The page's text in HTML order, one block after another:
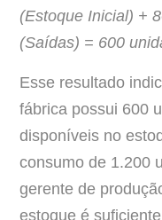
(Estoque Inicial) +
(Saídas) = 600
Esse resultado
fábrica possui 600
disponíveis no
consumo de 1.200
gerente de
estoque é